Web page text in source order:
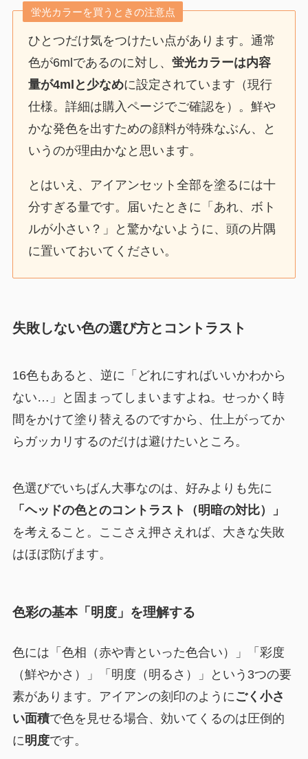
蛍光カラーを買うときの注意点
ひとつだけ気をつけたい点があります。通常
色が6mlであるのに対し、蛍光カラーは内容
量が4mlと少なめに設定されています（現行
仕様。詳細は購入ページでご確認を）。鮮や
かな発色を出すための顔料が特殊なぶん、と
いうのが理由かなと思います。
とはいえ、アイアンセット全部を塗るには十
分すぎる量です。届いたときに「あれ、ボト
ルが小さい？」と驚かないように、頭の片隅
に置いておいてください。
失敗しない色の選び方とコントラスト
16色もあると、逆に「どれにすればいいかわから
ない…」と固まってしまいますよね。せっかく時
間をかけて塗り替えるのですから、仕上がってか
らガッカリするのだけは避けたいところ。
色選びでいちばん大事なのは、好みよりも先に
「ヘッドの色とのコントラスト（明暗の対比）」
を考えること。ここさえ押さえれば、大きな失敗
はほぼ防げます。
色彩の基本「明度」を理解する
色には「色相（赤や青といった色合い）」「彩度
（鮮やかさ）」「明度（明るさ）」という3つの要
素があります。アイアンの刻印のように ごく小さ
い面積で色を見せる場合、効いてくるのは圧倒的
に明度です。